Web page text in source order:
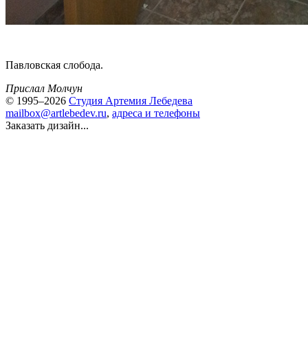
Павловская слобода.
Прислал Молчун
© 1995–2026 Студия Артемия Лебедева
mailbox@artlebedev.ru, адреса и телефоны
Заказать дизайн...